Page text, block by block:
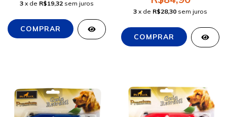
3 x de R$19,32 sem juros
3 x de R$28,30 sem juros